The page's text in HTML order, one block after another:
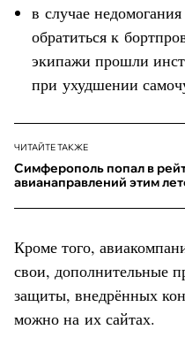
в случае
обратиться к
экипажи прошли
при ухудшении
ЧИТАЙТЕ ТАКЖЕ
Симферополь попал в
авианаправлений этим
Кроме того,
свои, дополнительные
защиты, внедрённых
можно на их сайтах.